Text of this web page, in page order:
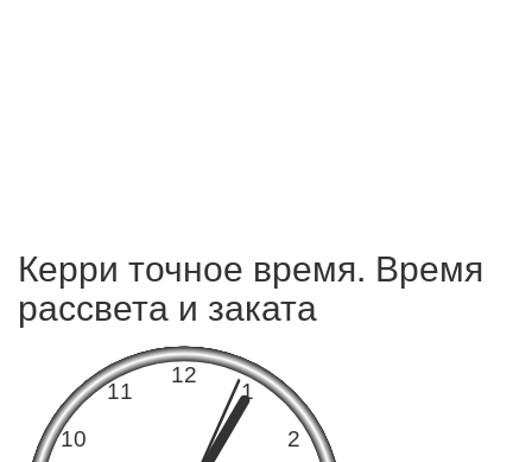
Керри точное время. Время
рассвета и заката